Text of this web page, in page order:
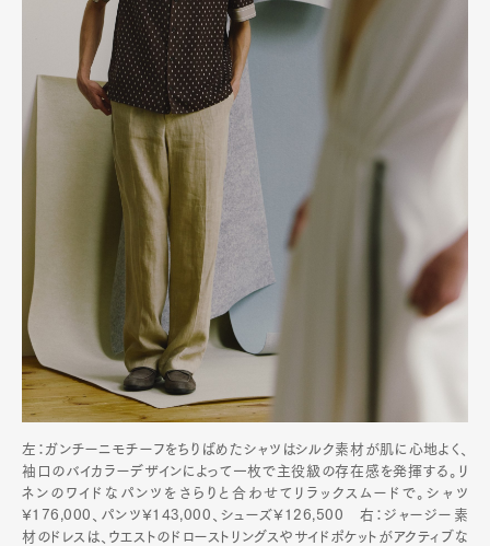
左：ガンチーニモチーフをちりばめたシャツはシルク素材が肌に心地よく、
袖口のバイカラーデザインによって一枚で主役級の存在感を発揮する。リ
ネンのワイドなパンツをさらりと合わせてリラックスムードで。シャツ
¥176,000、パンツ¥143,000、シューズ¥126,500 右：ジャージー素
材のドレスは、ウエストのドローストリングスやサイドポケットがアクティブな